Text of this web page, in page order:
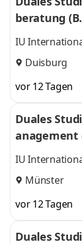
beratung
IU
Duisburg
vor 12 Tagen
Duales
anagement
IU
Münster
vor 12 Tagen
Duales